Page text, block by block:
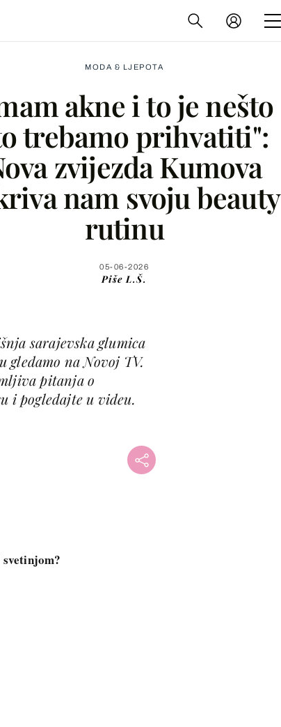
MODA & LJEPOTA
akne i to je nešto
trebamo prihvatiti":
zvijezda Kumova
nam svoju beauty
rutinu
05-06-2026
Piše L.Š.
sarajevska glumica
na Novoj TV.
pitanja o
i pogledajte u videu.